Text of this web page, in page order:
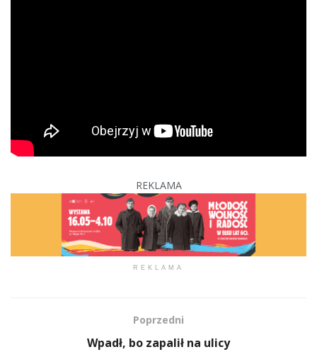
REKLAMA
REKLAMA
Poprzedni
Wpadł, bo zapalił na ulicy